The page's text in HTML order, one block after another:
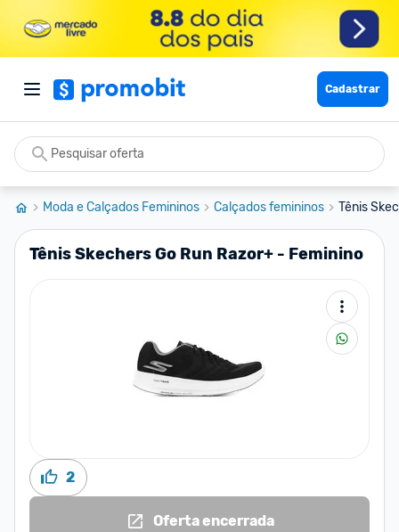
Cadastrar
Moda e Calçados Femininos Calçados femininos Tênis
Tênis Skechers Go Run Razor+ - Feminino
2
Oferta encerrada